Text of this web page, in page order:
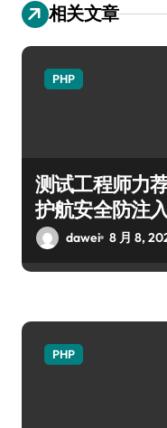
相关文章
PHP
测试工程师力
护航安全防注
dawei 8 月 8,
PHP